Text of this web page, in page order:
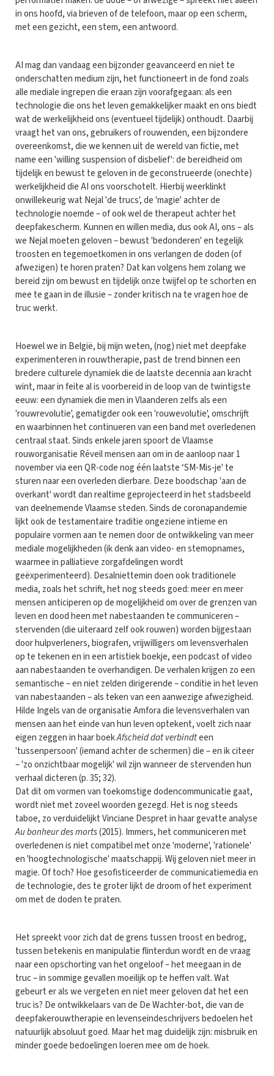
in ons hoofd, via brieven of de telefoon, maar op een scherm,
met een gezicht, een stem, een antwoord.
AI mag dan vandaag een bijzonder geavanceerd en niet te
onderschatten medium zijn, het functioneert in de fond zoals
alle mediale ingrepen die eraan zijn voorafgegaan: als een
technologie die ons het leven gemakkelijker maakt en ons biedt
wat de werkelijkheid ons (eventueel tijdelijk) onthoudt. Daarbij
vraagt het van ons, gebruikers of rouwenden, een bijzondere
overeenkomst, die we kennen uit de wereld van fictie, met
name een 'willing suspension of disbelief': de bereidheid om
tijdelijk en bewust te geloven in de geconstrueerde (onechte)
werkelijkheid die AI ons voorschotelt. Hierbij weerklinkt
onwillekeurig wat Nejal 'de trucs', de 'magie' achter de
technologie noemde – of ook wel de therapeut achter het
deepfakescherm. Kunnen en willen media, dus ook AI, ons – als
we Nejal moeten geloven – bewust 'bedonderen' en tegelijk
troosten en tegemoetkomen in ons verlangen de doden (of
afwezigen) te horen praten? Dat kan volgens hem zolang we
bereid zijn om bewust en tijdelijk onze twijfel op te schorten en
mee te gaan in de illusie – zonder kritisch na te vragen hoe de
truc werkt.
Hoewel we in België, bij mijn weten, (nog) niet met deepfake
experimenteren in rouwtherapie, past de trend binnen een
bredere culturele dynamiek die de laatste decennia aan kracht
wint, maar in feite al is voorbereid in de loop van de twintigste
eeuw: een dynamiek die men in Vlaanderen zelfs als een
'rouwrevolutie', gematigder ook een 'rouwevolutie', omschrijft
en waarbinnen het continueren van een band met overledenen
centraal staat. Sinds enkele jaren spoort de Vlaamse
rouworganisatie Réveil mensen aan om in de aanloop naar 1
november via een QR-code nog één laatste ‘SM-Mis-je' te
sturen naar een overleden dierbare. Deze boodschap 'aan de
overkant' wordt dan realtime geprojecteerd in het stadsbeeld
van deelnemende Vlaamse steden. Sinds de coronapandemie
lijkt ook de testamentaire traditie ongeziene intieme en
populaire vormen aan te nemen door de ontwikkeling van meer
mediale mogelijkheden (ik denk aan video- en stemopnames,
waarmee in palliatieve zorgafdelingen wordt
geëxperimenteerd). Desalniettemin doen ook traditionele
media, zoals het schrift, het nog steeds goed: meer en meer
mensen anticiperen op de mogelijkheid om over de grenzen van
leven en dood heen met nabestaanden te communiceren –
stervenden (die uiteraard zelf ook rouwen) worden bijgestaan
door hulpverleners, biografen, vrijwilligers om levensverhalen
op te tekenen en in een artistiek boekje, een podcast of video
aan nabestaanden te overhandigen. De verhalen krijgen zo een
semantische – en niet zelden dirigerende – conditie in het leven
van nabestaanden – als teken van een aanwezige afwezigheid.
Hilde Ingels van de organisatie Amfora die levensverhalen van
mensen aan het einde van hun leven optekent, voelt zich naar
eigen zeggen in haar boekAfscheid dat verbindteen
'tussenpersoon' (iemand achter de schermen) die – en ik citeer
– 'zo onzichtbaar mogelijk' wil zijn wanneer de stervenden hun
verhaal dicteren (p. 35; 32).
Dat dit om vormen van toekomstige dodencommunicatie gaat,
wordt niet met zoveel woorden gezegd. Het is nog steeds
taboe, zo verduidelijkt Vinciane Despret in haar gevatte analyse
Au bonheur des morts(2015). Immers, het communiceren met
overledenen is niet compatibel met onze 'moderne', 'rationele'
en 'hoogtechnologische' maatschappij. Wij geloven niet meer in
magie. Of toch? Hoe gesofisticeerder de communicatiemedia en
de technologie, des te groter lijkt de droom of het experiment
om met de doden te praten.
Het spreekt voor zich dat de grens tussen troost en bedrog,
tussen betekenis en manipulatie flinterdun wordt en de vraag
naar een opschorting van het ongeloof – het meegaan in de
truc – in sommige gevallen moeilijk op te heffen valt. Wat
gebeurt er als we vergeten en niet meer geloven dat het een
truc is? De ontwikkelaars van de De Wachter-bot, die van de
deepfakerouwtherapie en levenseindeschrijvers bedoelen het
natuurlijk absoluut goed. Maar het mag duidelijk zijn: misbruik en
minder goede bedoelingen loeren mee om de hoek.